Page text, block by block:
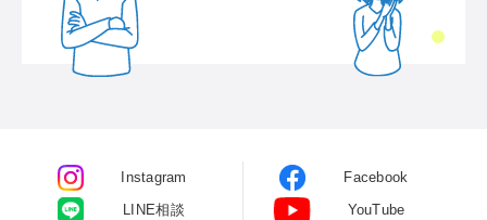
Instagram
Facebook
LINE相談
YouTube